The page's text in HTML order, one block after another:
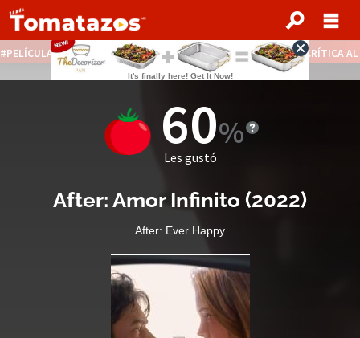
PELÍCULAS STREAMING GRATIS NOTICIAS DESTACADAS CRÍTICA
60
Les gustó
After: Amor Infinito (2022)
After: Ever Happy